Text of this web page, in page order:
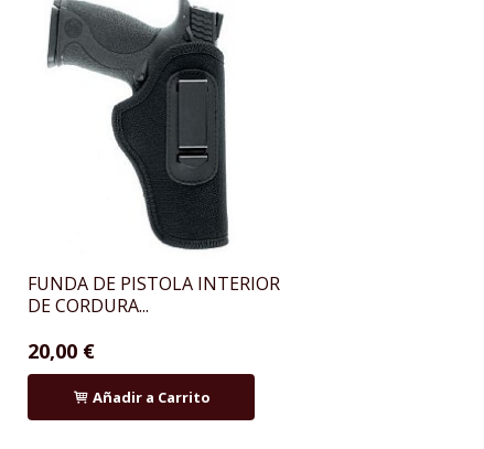
FUNDA DE PISTOLA INTERIOR
DE CORDURA...
20,00 €
Añadir a Carrito